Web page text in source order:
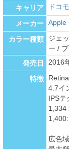
キャリア ドコモ
メーカー Apple
カラー種類
ジェ
ー /
発売日
2016
特徴
4.7イ
IPSテ
1,334
広色